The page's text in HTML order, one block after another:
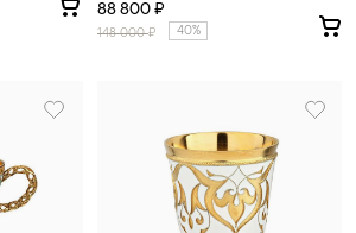
88 800 ₽
148 000₽ 40%